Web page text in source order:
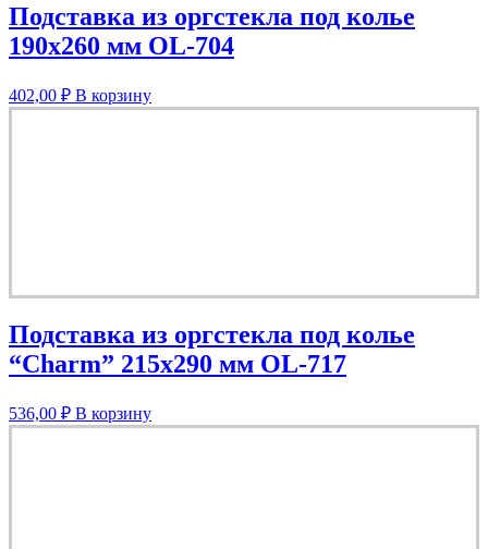
Подставка из оргстекла под колье
190х260 мм OL-704
402,00 ₽ В корзину
Подставка из оргстекла под колье
“Charm” 215х290 мм OL-717
536,00 ₽ В корзину